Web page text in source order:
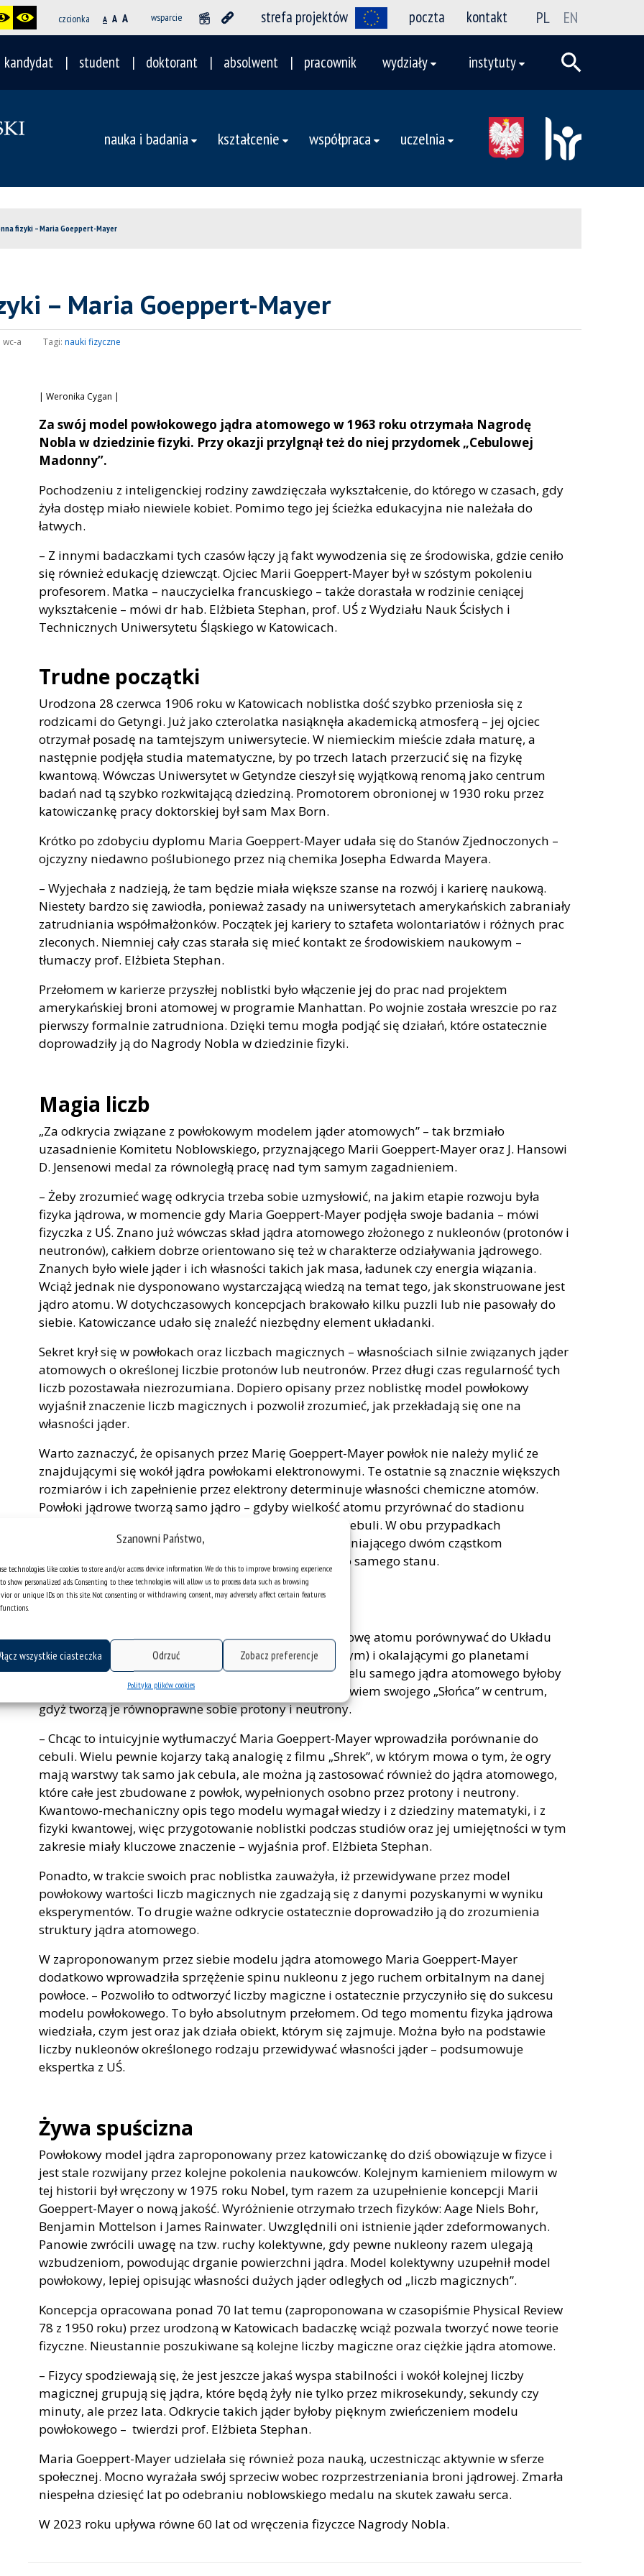
Szanowni Państwo,
technologies like cookies to store and/or access device information. We do this to improve browsing experience
show personalized ads. Consenting to these technologies will allow us to process data such as browsing
or unique IDs on this site. Not consenting or withdrawing consent, may adversely affect certain features
wszystkie ciasteczka Odrzuć Zobacz preferencje
Polityka plików cookies
czcionka A A A wsparcie strefa projektów poczta kontakt PL EN
kandydat student doktorant absolwent pracownik wydziały instytuty
nauka i badania kształcenie współpraca uczelnia
fizyki – Maria Goeppert-Mayer
– Maria Goeppert-Mayer
wc-a Tagi: nauki fizyczne
| Weronika Cygan |
Za swój model powłokowego jądra atomowego w 1963 roku otrzymała Nagrodę
Nobla w dziedzinie fizyki. Przy okazji przylgnął też do niej przydomek „Cebulowej
Madonny”.
Pochodzeniu z inteligenckiej rodziny zawdzięczała wykształcenie, do którego w czasach, gdy
żyła dostęp miało niewiele kobiet. Pomimo tego jej ścieżka edukacyjna nie należała do
łatwych.
– Z innymi badaczkami tych czasów łączy ją fakt wywodzenia się ze środowiska, gdzie ceniło
się również edukację dziewcząt. Ojciec Marii Goeppert-Mayer był w szóstym pokoleniu
profesorem. Matka – nauczycielka francuskiego – także dorastała w rodzinie ceniącej
wykształcenie – mówi dr hab. Elżbieta Stephan, prof. UŚ z Wydziału Nauk Ścisłych i
Technicznych Uniwersytetu Śląskiego w Katowicach.
Trudne początki
Urodzona 28 czerwca 1906 roku w Katowicach noblistka dość szybko przeniosła się z
rodzicami do Getyngi. Już jako czterolatka nasiąknęła akademicką atmosferą – jej ojciec
otrzymał posadę na tamtejszym uniwersytecie. W niemieckim mieście zdała maturę, a
następnie podjęła studia matematyczne, by po trzech latach przerzucić się na fizykę
kwantową. Wówczas Uniwersytet w Getyndze cieszył się wyjątkową renomą jako centrum
badań nad tą szybko rozkwitającą dziedziną. Promotorem obronionej w 1930 roku przez
katowiczankę pracy doktorskiej był sam Max Born.
Krótko po zdobyciu dyplomu Maria Goeppert-Mayer udała się do Stanów Zjednoczonych –
ojczyzny niedawno poślubionego przez nią chemika Josepha Edwarda Mayera.
– Wyjechała z nadzieją, że tam będzie miała większe szanse na rozwój i karierę naukową.
Niestety bardzo się zawiodła, ponieważ zasady na uniwersytetach amerykańskich zabraniały
zatrudniania współmałżonków. Początek jej kariery to sztafeta wolontariatów i różnych prac
zleconych. Niemniej cały czas starała się mieć kontakt ze środowiskiem naukowym –
tłumaczy prof. Elżbieta Stephan.
Przełomem w karierze przyszłej noblistki było włączenie jej do prac nad projektem
amerykańskiej broni atomowej w programie Manhattan. Po wojnie została wreszcie po raz
pierwszy formalnie zatrudniona. Dzięki temu mogła podjąć się działań, które ostatecznie
doprowadziły ją do Nagrody Nobla w dziedzinie fizyki.
Magia liczb
„Za odkrycia związane z powłokowym modelem jąder atomowych” – tak brzmiało
uzasadnienie Komitetu Noblowskiego, przyznającego Marii Goeppert-Mayer oraz J. Hansowi
D. Jensenowi medal za równoległą pracę nad tym samym zagadnieniem.
– Żeby zrozumieć wagę odkrycia trzeba sobie uzmysłowić, na jakim etapie rozwoju była
fizyka jądrowa, w momencie gdy Maria Goeppert-Mayer podjęła swoje badania – mówi
fizyczka z UŚ. Znano już wówczas skład jądra atomowego złożonego z nukleonów (protonów i
neutronów), całkiem dobrze orientowano się też w charakterze odziaływania jądrowego.
Znanych było wiele jąder i ich własności takich jak masa, ładunek czy energia wiązania.
Wciąż jednak nie dysponowano wystarczającą wiedzą na temat tego, jak skonstruowane jest
jądro atomu. W dotychczasowych koncepcjach brakowało kilku puzzli lub nie pasowały do
siebie. Katowiczance udało się znaleźć niezbędny element układanki.
Sekret krył się w powłokach oraz liczbach magicznych – własnościach silnie związanych jąder
atomowych o określonej liczbie protonów lub neutronów. Przez długi czas regularność tych
liczb pozostawała niezrozumiana. Dopiero opisany przez noblistkę model powłokowy
wyjaśnił znaczenie liczb magicznych i pozwolił zrozumieć, jak przekładają się one na
własności jąder.
Warto zaznaczyć, że opisanych przez Marię Goeppert-Mayer powłok nie należy mylić ze
znajdującymi się wokół jądra powłokami elektronowymi. Te ostatnie są znacznie większych
rozmiarów i ich zapełnienie przez elektrony determinuje własności chemiczne atomów.
Powłoki jądrowe tworzą samo jądro – gdyby wielkość atomu przyrównać do stadionu
piłkarskiego, to jądro byłoby mniej więcej rozmiarów cebuli. W obu przypadkach
uporządkowanie wywodzi się z zakazu Pauliego, zabraniającego dwóm cząstkom
(elektronom, protonom, neutronom) zajmowania tego samego stanu.
O ile w ramach pewnego uproszczenia zdarza się budowę atomu porównywać do Układu
Słonecznego – z centralnym Słońcem (jądrem atomowym) i okalającymi go planetami
(elektronami) – o tyle w przypadku powłokowego modelu samego jądra atomowego byłoby
to porównanie zbyt daleko idące. Jądro nie posiada bowiem swojego „Słońca” w centrum,
gdyż tworzą je równoprawne sobie protony i neutrony.
– Chcąc to intuicyjnie wytłumaczyć Maria Goeppert-Mayer wprowadziła porównanie do
cebuli. Wielu pewnie kojarzy taką analogię z filmu „Shrek”, w którym mowa o tym, że ogry
mają warstwy tak samo jak cebula, ale można ją zastosować również do jądra atomowego,
które całe jest zbudowane z powłok, wypełnionych osobno przez protony i neutrony.
Kwantowo-mechaniczny opis tego modelu wymagał wiedzy i z dziedziny matematyki, i z
fizyki kwantowej, więc przygotowanie noblistki podczas studiów oraz jej umiejętności w tym
zakresie miały kluczowe znaczenie – wyjaśnia prof. Elżbieta Stephan.
Ponadto, w trakcie swoich prac noblistka zauważyła, iż przewidywane przez model
powłokowy wartości liczb magicznych nie zgadzają się z danymi pozyskanymi w wyniku
eksperymentów. To drugie ważne odkrycie ostatecznie doprowadziło ją do zrozumienia
struktury jądra atomowego.
W zaproponowanym przez siebie modelu jądra atomowego Maria Goeppert-Mayer
dodatkowo wprowadziła sprzężenie spinu nukleonu z jego ruchem orbitalnym na danej
powłoce. – Pozwoliło to odtworzyć liczby magiczne i ostatecznie przyczyniło się do sukcesu
modelu powłokowego. To było absolutnym przełomem. Od tego momentu fizyka jądrowa
wiedziała, czym jest oraz jak działa obiekt, którym się zajmuje. Można było na podstawie
liczby nukleonów określonego rodzaju przewidywać własności jąder – podsumowuje
ekspertka z UŚ.
Żywa spuścizna
Powłokowy model jądra zaproponowany przez katowiczankę do dziś obowiązuje w fizyce i
jest stale rozwijany przez kolejne pokolenia naukowców. Kolejnym kamieniem milowym w
tej historii był wręczony w 1975 roku Nobel, tym razem za uzupełnienie koncepcji Marii
Goeppert-Mayer o nową jakość. Wyróżnienie otrzymało trzech fizyków: Aage Niels Bohr,
Benjamin Mottelson i James Rainwater. Uwzględnili oni istnienie jąder zdeformowanych.
Panowie zwrócili uwagę na tzw. ruchy kolektywne, gdy pewne nukleony razem ulegają
wzbudzeniom, powodując drganie powierzchni jądra. Model kolektywny uzupełnił model
powłokowy, lepiej opisując własności dużych jąder odległych od „liczb magicznych”.
Koncepcja opracowana ponad 70 lat temu (zaproponowana w czasopiśmie Physical Review
78 z 1950 roku) przez urodzoną w Katowicach badaczkę wciąż pozwala tworzyć nowe teorie
fizyczne. Nieustannie poszukiwane są kolejne liczby magiczne oraz ciężkie jądra atomowe.
– Fizycy spodziewają się, że jest jeszcze jakaś wyspa stabilności i wokół kolejnej liczby
magicznej grupują się jądra, które będą żyły nie tylko przez mikrosekundy, sekundy czy
minuty, ale przez lata. Odkrycie takich jąder byłoby pięknym zwieńczeniem modelu
powłokowego – twierdzi prof. Elżbieta Stephan.
Maria Goeppert-Mayer udzielała się również poza nauką, uczestnicząc aktywnie w sferze
społecznej. Mocno wyrażała swój sprzeciw wobec rozprzestrzeniania broni jądrowej. Zmarła
niespełna dziesięć lat po odebraniu noblowskiego medalu na skutek zawału serca.
W 2023 roku upływa równe 60 lat od wręczenia fizyczce Nagrody Nobla.